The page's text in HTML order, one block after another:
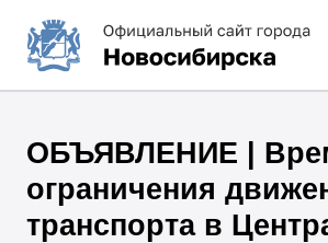
ОБЪЯВЛЕНИЕ |
ограничения
транспорта в